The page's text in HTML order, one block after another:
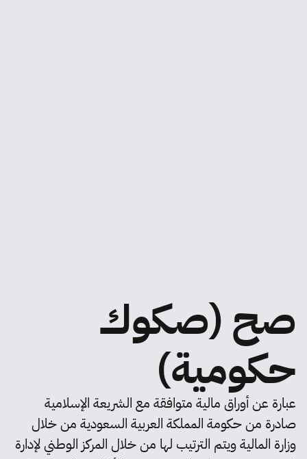
صح (صكوك
حكومية)
عبارة عن أوراق مالية متوافقة مع الشريعة الإسلامية
صادرة من حكومة المملكة العربية السعودية من خلال
وزارة المالية ويتم الترتيب لها من خلال المركز الوطني لإدارة